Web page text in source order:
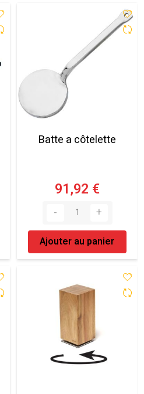
Batte a côtelette
91,92 €
Ajouter au panier